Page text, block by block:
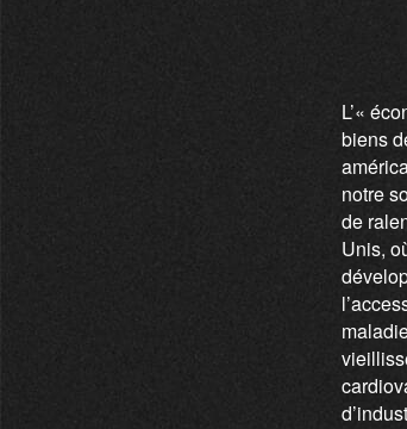
L’«
biens
notre
de
Unis,